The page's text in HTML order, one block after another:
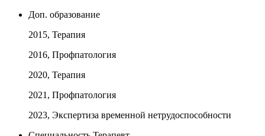
Доп. образование
2015, Терапия
2016, Профпатология
2020, Терапия
2021, Профпатология
2023, Экспертиза временной нетрудоспособности